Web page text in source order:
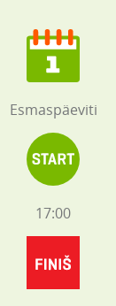
Esmaspäeviti
17:00